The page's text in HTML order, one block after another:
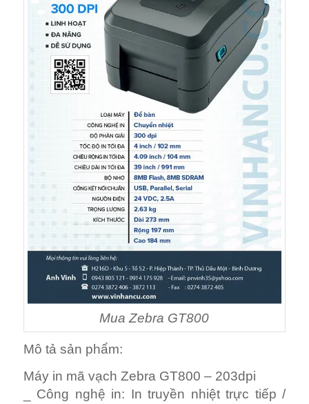
Mua Zebra GT800
Mô tả sản phẩm:
Máy in mã vạch Zebra GT800 – 203dpi
_ Công nghệ in: In truyền nhiệt trực tiếp /